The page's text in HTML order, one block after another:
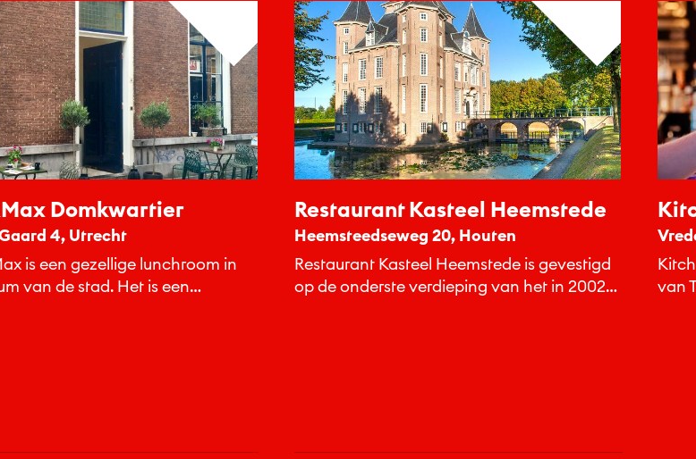
Domkwartier
4, Utrecht
is een gezellige lunchroom in
van de stad. Het is een
Restaurant Kasteel Heemstede
Heemsteedseweg 20, Houten
Restaurant Kasteel Heemstede is gevestigd
op de onderste verdieping van het in 2002
van